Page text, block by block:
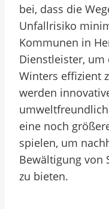
bei, dass die
Unfallrisiko
Kommunen in
Dienstleister, um
Winters effizient
werden
eine noch
spielen, um
Bewältigung von
zu bieten.